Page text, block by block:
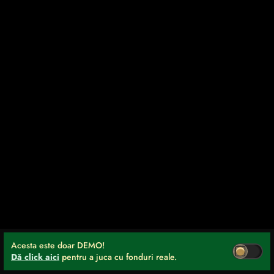
Acesta este doar DEMO!
Dă click aici pentru a juca cu fonduri reale.